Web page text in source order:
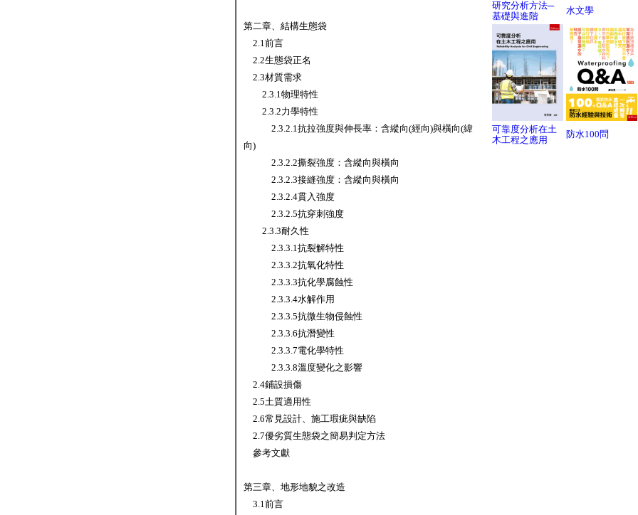
第二章、結構生態袋
2.1前言
2.2生態袋正名
2.3材質需求
2.3.1物理特性
2.3.2力學特性
2.3.2.1抗拉強度與伸長率：含縱向(經向)與橫向(緯
向)
2.3.2.2撕裂強度：含縱向與橫向
2.3.2.3接縫強度：含縱向與橫向
2.3.2.4貫入強度
2.3.2.5抗穿刺強度
2.3.3耐久性
2.3.3.1抗裂解特性
2.3.3.2抗氧化特性
2.3.3.3抗化學腐蝕性
2.3.3.4水解作用
2.3.3.5抗微生物侵蝕性
2.3.3.6抗潛變性
2.3.3.7電化學特性
2.3.3.8溫度變化之影響
2.4鋪設損傷
2.5土質適用性
2.6常見設計、施工瑕疵與缺陷
2.7優劣質生態袋之簡易判定方法
參考文獻
第三章、地形地貌之改造
3.1前言
研究分析方法─
基礎與進階
水文學
可靠度分析在土
木工程之應用
防水100問